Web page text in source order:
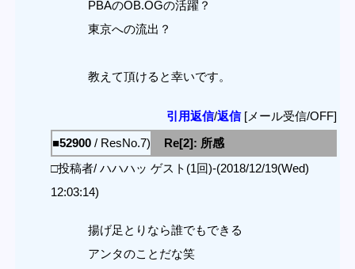
PBAのOB.OGの活躍？
東京への流出？
教えて頂けると幸いです。
引用返信/返信[メール受信/OFF]
■52900 / ResNo.7)
Re[2]: 所感
□投稿者/ ハハハッ ゲスト(1回)-(2018/12/19(Wed)
12:03:14)
揚げ足とりなら誰でもできる
アンタのことだな笑